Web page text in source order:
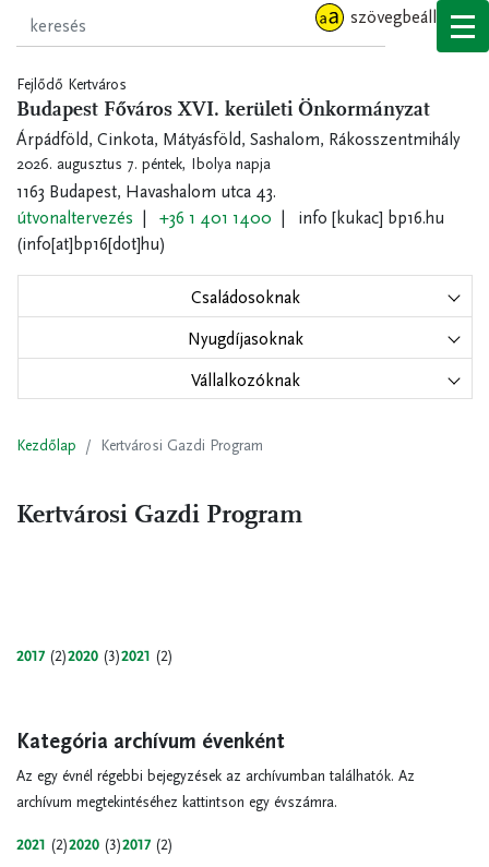
szövegbeállítások
Fejlődő Kertváros
Budapest Főváros XVI. kerületi Önkormányzat
Árpádföld, Cinkota, Mátyásföld, Sashalom, Rákosszentmihály
2026. augusztus 7. péntek, Ibolya napja
1163 Budapest, Havashalom utca 43.
útvonaltervezés
+36 1 401 1400 info [kukac] bp16.hu
(info[at]bp16[dot]hu)
Családosoknak
Nyugdíjasoknak
Vállalkozóknak
Kezdőlap Kertvárosi Gazdi Program
Kertvárosi Gazdi Program
2017 (2)2020 (3)2021 (2)
Kategória archívum évenként
Az egy évnél régebbi bejegyzések az archívumban találhatók. Az
archívum megtekintéséhez kattintson egy évszámra.
2021 (2)2020 (3)2017 (2)